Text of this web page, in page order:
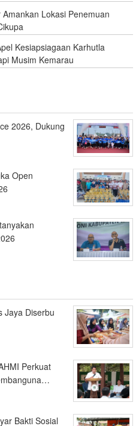
Lokasi Penemuan
Kesiapsiagaan Karhutla
Musim Kemarau
2026, Dukung
Open
Jaya Diserbu
Perkuat
Bakti Sosial